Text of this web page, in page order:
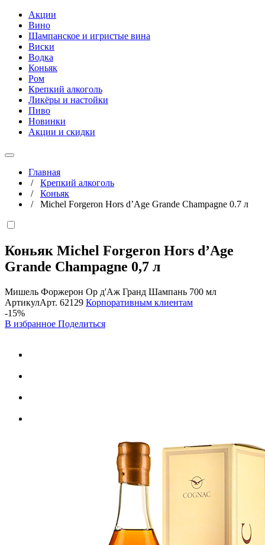
Акции
Вино
Шампанское и игристые вина
Виски
Водка
Коньяк
Ром
Крепкий алкоголь
Ликёры и настойки
Пиво
Новинки
Акции и скидки
Главная
/ Крепкий алкоголь
/ Коньяк
/ Michel Forgeron Hors d’Age Grande Champagne 0.7 л
Коньяк Michel Forgeron Hors d’Age
Grande Champagne 0,7 л
Мишель Форжерон Ор д'Аж Гранд Шампань 700 мл
АртикулАрт. 62129 Корпоративным клиентам
-15%
В избранное Поделиться